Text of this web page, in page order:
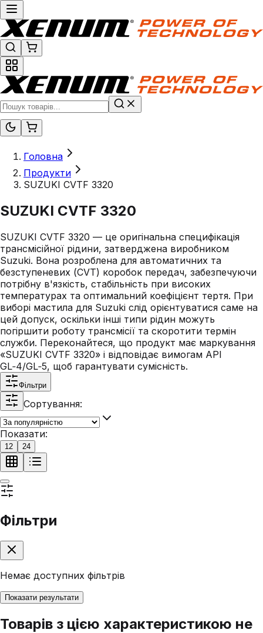
Головна
Продукти
SUZUKI CVTF 3320
SUZUKI CVTF 3320
SUZUKI CVTF 3320 — це оригінальна специфікація
трансмісійної рідини, затверджена виробником
Suzuki. Вона розроблена для автоматичних та
безступеневих (CVT) коробок передач, забезпечуючи
потрібну в'язкість, стабільність при високих
температурах та оптимальний коефіцієнт тертя. При
виборі мастила для Suzuki слід орієнтуватися саме на
цей допуск, оскільки інші типи рідин можуть
погіршити роботу трансмісії та скоротити термін
служби. Переконайтеся, що продукт має маркування
«SUZUKI CVTF 3320» і відповідає вимогам API
GL‑4/GL‑5, щоб гарантувати сумісність.
Фільтри
Сортування:
Показати:
12 24
Фільтри
Немає доступних фільтрів
Показати результати
Товарів з цією характеристикою не